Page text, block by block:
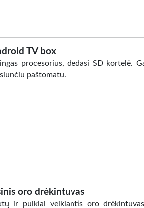
TV box
procesorius, dedasi SD kortelė.
paštomatu.
oro drėkintuvas
ir puikiai veikiantis oro